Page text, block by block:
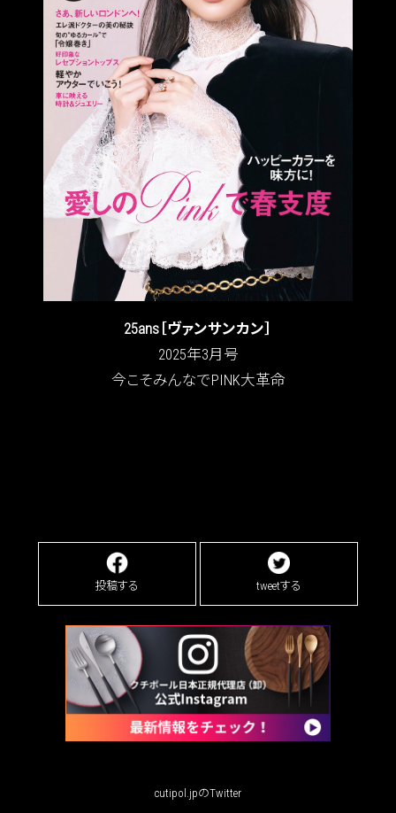
25ans［ヴァンサンカン］
2025年3月号
今こそみんなでPINK大革命
投稿する tweetする
cutipol.jpのTwitter